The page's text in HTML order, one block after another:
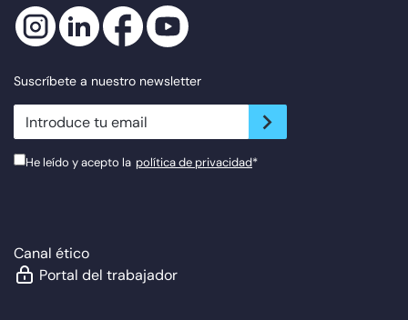
Suscríbete a nuestro newsletter
newsletter.suscribe
He leído y acepto la política de privacidad*
Canal ético
Portal del trabajador